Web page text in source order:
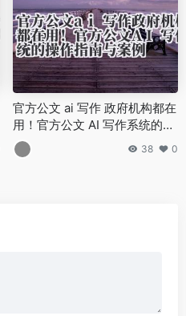
官方公文 ai 写作 政府机构都在
用！官方公文 AI 写作系统的操
作指南与案例
38 0